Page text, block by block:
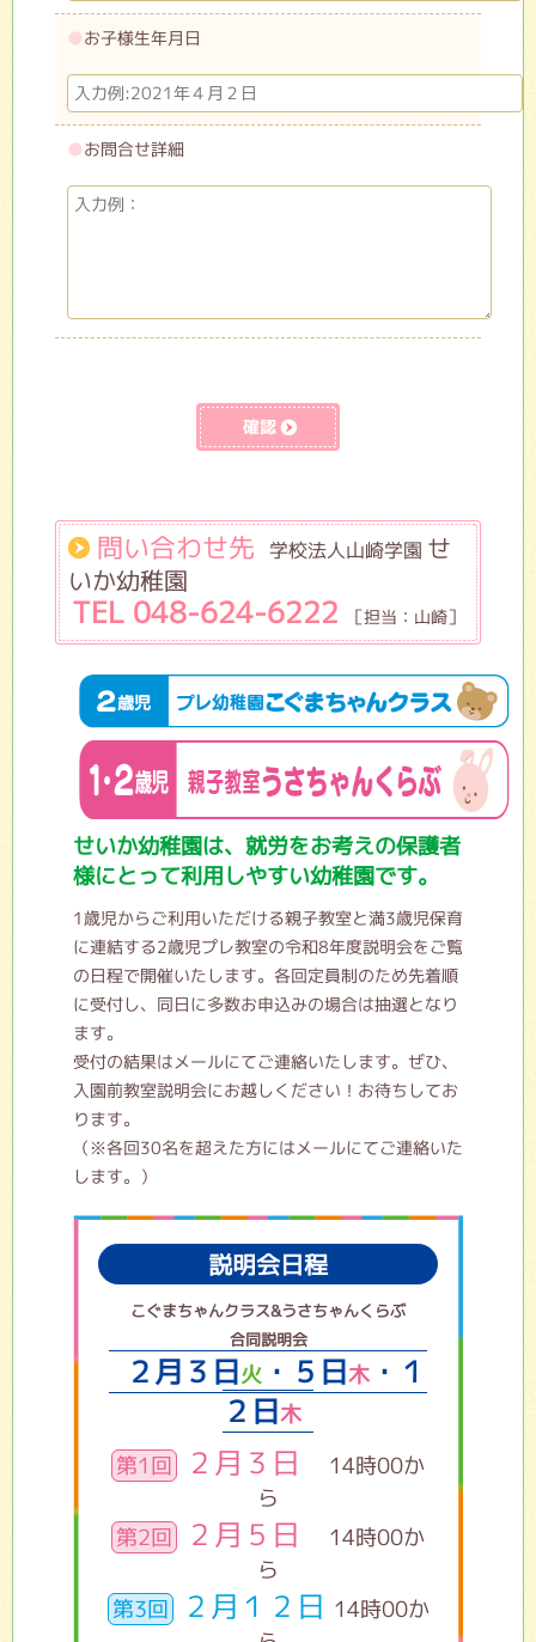
●お子様生年月日
●お問合せ詳細
問い合わせ先 学校法人山崎学園 せ
いか幼稚園
TEL 048-624-6222 ［担当：山崎］
せいか幼稚園は、就労をお考えの保護者
様にとって利用しやすい幼稚園です。
1歳児からご利用いただける親子教室と満3歳児保育
に連結する2歳児プレ教室の令和8年度説明会をご覧
の日程で開催いたします。各回定員制のため先着順
に受付し、同日に多数お申込みの場合は抽選となり
ます。
受付の結果はメールにてご連絡いたします。ぜひ、
入園前教室説明会にお越しください！お待ちしてお
ります。
（※各回30名を超えた方にはメールにてご連絡いた
します。）
説明会日程
こぐまちゃんクラス&うさちゃんくらぶ
合同説明会
２月３日火 ・５日木 ・１
２日木
第1回
２月３日
14時00か
ら
第2回
２月５日
14時00か
ら
第3回２月１２日 14時00か